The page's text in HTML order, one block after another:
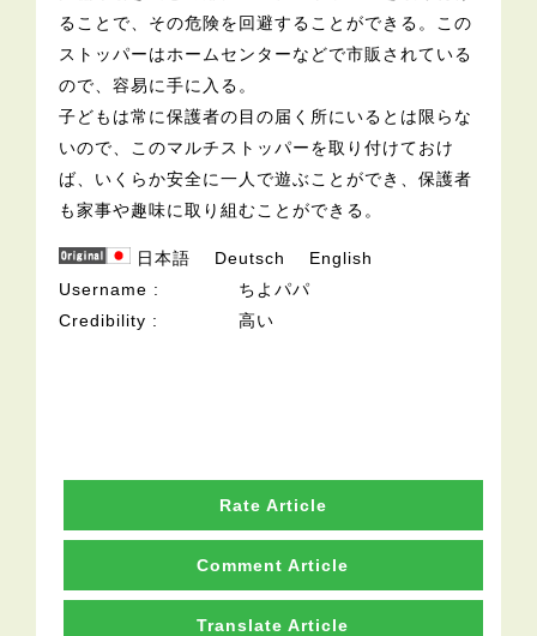
ることで、その危険を回避することができる。この
ストッパーはホームセンターなどで市販されている
ので、容易に手に入る。
子どもは常に保護者の目の届く所にいるとは限らな
いので、このマルチストッパーを取り付けておけ
ば、いくらか安全に一人で遊ぶことができ、保護者
も家事や趣味に取り組むことができる。
日本語 Deutsch
English
Username
ちよパパ
Credibility
高い
Rate Article
Comment Article
Translate Article